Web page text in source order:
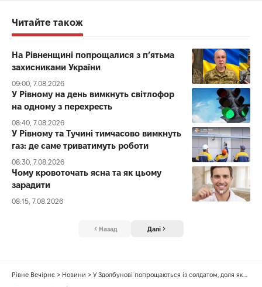
Читайте також
На Рівненщині попрощалися з п’ятьма
захисниками України
09:00, 7.08.2026
У Рівному на день вимкнуть світлофор
на одному з перехресть
08:40, 7.08.2026
У Рівному та Тучині тимчасово вимкнуть
газ: де саме триватимуть роботи
08:30, 7.08.2026
Чому кровоточать ясна та як цьому
зарадити
08:15, 7.08.2026
Назад Далі
Рівне Вечірнє > Новини > У Здолбунові попрощаються із солдатом, доля якого понад рік лишалася невідомою